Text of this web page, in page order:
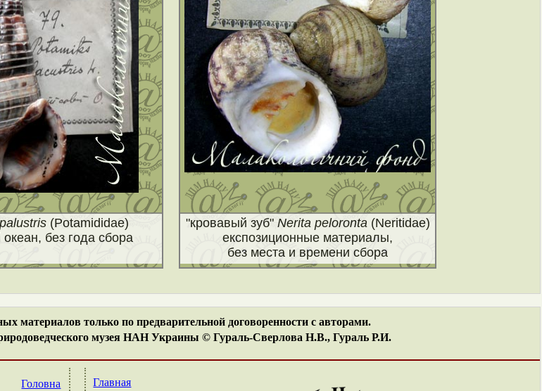
(Potamididae)
без года сбора
"кровавый зуб" Nerita peloronta(Neritidae)
експозиционные материалы,
без места и времени сбора
материалов только по предварительной договоренности с авторами.
музея НАН Украины © Гураль-Сверлова Н.В., Гураль Р.И.
Головна Главная